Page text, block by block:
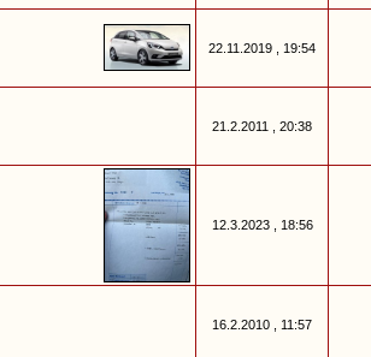
22.11.2019 , 19:54
21.2.2011 , 20:38
12.3.2023 , 18:56
16.2.2010 , 11:57